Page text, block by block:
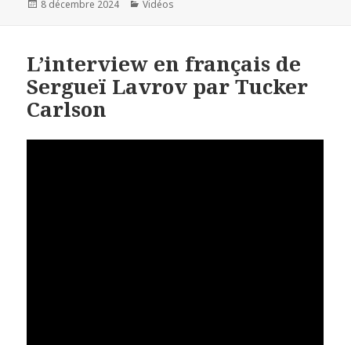
Publié
8 décembre 2024 Catégories
Vidéos
L’interview en français de
Sergueï Lavrov par Tucker
Carlson